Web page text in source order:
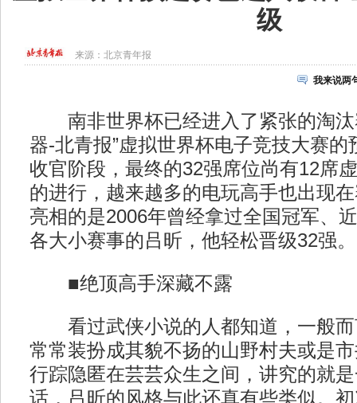
级
来源：北京青年报
我来说两
南非世界杯已经进入了紧张的淘汰
器-北青报”虚拟世界杯电子竞技大赛的
收官阶段，最终的32强席位尚有12席
的进行，越来越多的电玩高手也出现
亮相的是2006年曾经拿过全国冠军、
各大小赛事的吕昕，他轻松晋级32强。
■绝顶高手深藏不露
看过武侠小说的人都知道，一般而
常常装扮成其貌不扬的山野村夫或是
行踪隐匿在芸芸众生之间，讲究的就是
话，吕昕的风格与此还真有些类似。